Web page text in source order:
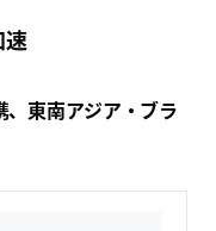
東南アジア・ブラ